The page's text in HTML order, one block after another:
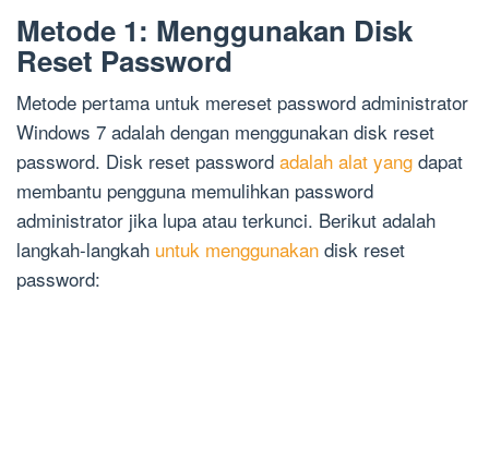
Metode 1: Menggunakan Disk
Reset Password
Metode pertama untuk mereset password administrator
Windows 7 adalah dengan menggunakan disk reset
password. Disk reset password adalah alat yang dapat
membantu pengguna memulihkan password
administrator jika lupa atau terkunci. Berikut adalah
langkah-langkah untuk menggunakan disk reset
password: